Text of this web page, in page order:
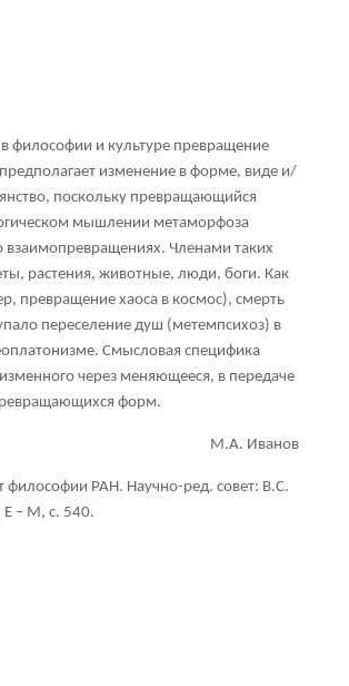
и культуре превращение
изменение в форме, виде и/
поскольку превращающийся
мышлении метаморфоза
Членами таких
растения, животные, люди, боги. Как
превращение хаоса в космос), смерть
переселение душ (метемпсихоз) в
Смысловая специфика
через меняющееся, в передаче
форм.
М.А. Иванов
философии РАН. Научно-ред. совет: В.С.
Е – М, с. 540.